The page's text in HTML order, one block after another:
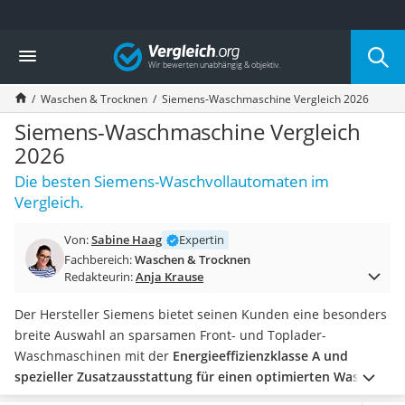
Die beliebtesten Vergleiche nach Kategorie
Haushalt
Wassersprudler
Zentralstaubsauger
Brotbackautomat
Wischroboter
Wäschespinne
Industriestaubsauger
Spülmaschinentabs
Eierkocher
AEG-Waschmaschine
Handstaubsauger
Milchaufschäumer
Kondenstrockner
Reiskocher
Heißwasserspender
Vergleich
Waschen & Trocknen Siemens-Waschmaschine Vergleich 2026
Siemens-Waschmaschine Vergleich
2026
Die besten Siemens-Waschvollautomaten im
Vergleich.
Von:Sabine Haag
Expertin
Fachbereich:Waschen & Trocknen
Redakteurin:Anja Krause
Der Hersteller Siemens bietet seinen Kunden eine besonders
breite Auswahl an sparsamen Front- und Toplader-
Waschmaschinen mit der Energieeffizienzklasse A und
spezieller Zusatzausstattung für einen optimierten Wasser-
und Energieverbrauch. Achten Sie in unserer Tabelle vor